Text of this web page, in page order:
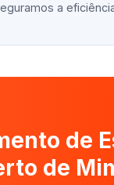
a
de
de